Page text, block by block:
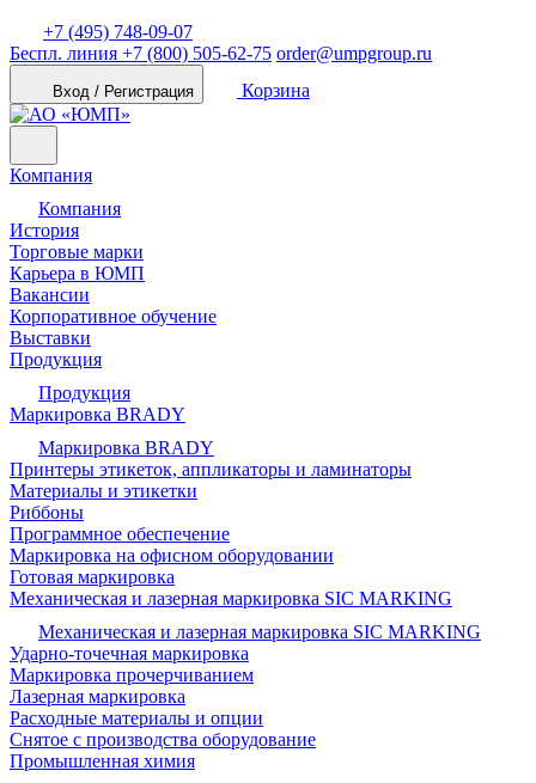
+7 (495) 748-09-07
Беспл. линия +7 (800) 505-62-75 order@umpgroup.ru
Вход / Регистрация Корзина
Компания
Компания
История
Торговые марки
Карьера в ЮМП
Вакансии
Корпоративное обучение
Выставки
Продукция
Продукция
Маркировка BRADY
Маркировка BRADY
Принтеры этикеток, аппликаторы и ламинаторы
Материалы и этикетки
Риббоны
Программное обеспечение
Маркировка на офисном оборудовании
Готовая маркировка
Механическая и лазерная маркировка SIC MARKING
Механическая и лазерная маркировка SIC MARKING
Ударно-точечная маркировка
Маркировка прочерчиванием
Лазерная маркировка
Расходные материалы и опции
Снятое с производства оборудование
Промышленная химия